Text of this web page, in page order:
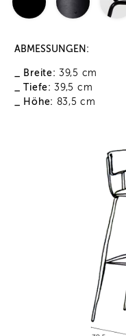
ABMESSUNGEN:
_ Breite: 39,5 cm
_ Tiefe: 39,5 cm
_ Höhe: 83,5 cm